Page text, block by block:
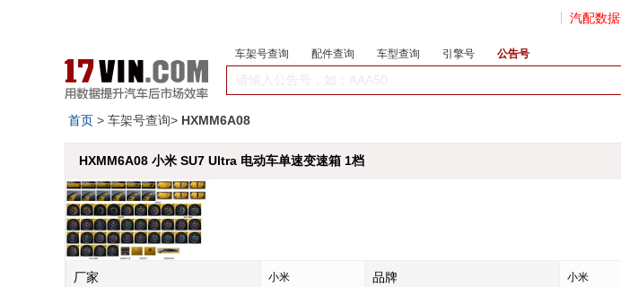
汽配数
车架号查询 配件查询 车型查询 引擎号 公告号
首页 > 车架号查询> HXMM6A08
HXMM6A08 小米 SU7 Ultra 电动车单速变速箱 1档
厂家 小米 品牌 小米